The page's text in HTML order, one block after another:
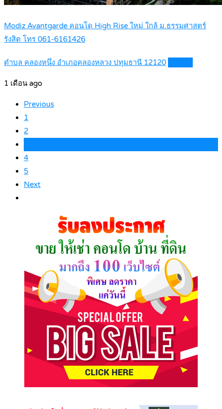
Modiz Avantgarde คอนโด High Rise ใหม่ ใกล้ ม.ธรรมศาสตร์
รังสิต โทร 061-6161426
ตำบล คลองหนึ่ง อำเภอคลองหลวง ปทุมธานี 12120
1 เดือน ago
Previous
1
2
4
5
Next